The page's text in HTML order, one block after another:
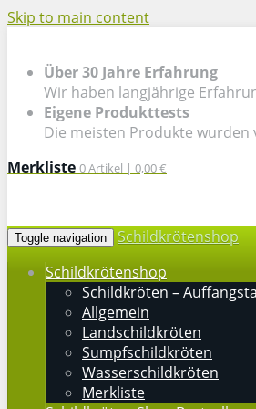
Skip to main content
Über 30 Jahre Erfahrung
Wir haben langjährige
Eigene Produkttests
Die meisten Produkte wurden
Merkliste 0Artikel | 0,00 €
Toggle navigation
Schildkrötenshop
Schildkrötenshop
Schildkröten –
Allgemein
Landschildkröten
Sumpfschildkröten
Wasserschildkröten
Merkliste